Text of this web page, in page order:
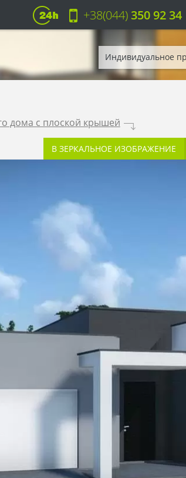
+38(044)350 92 34
Индивидуальное
дома с плоской крышей .
В ЗЕРКАЛЬНОЕ ИЗОБРАЖЕНИЕ